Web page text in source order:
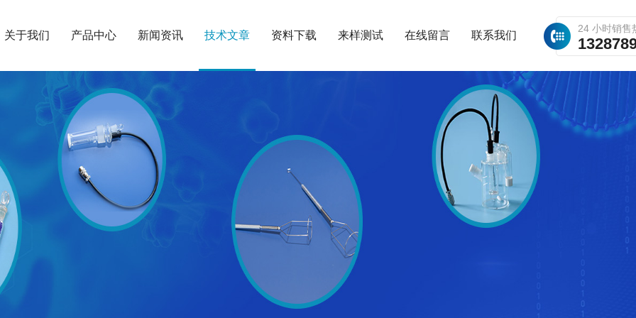
24 小时销售
关于我们 产品中心 新闻资讯 技术文章 资料下载 来样测试 在线留言 联系我们